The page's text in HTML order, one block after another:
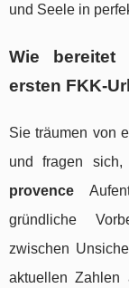
und Seele in
Wie
ersten FKK-
Sie träumen von
und fragen
provence
gründliche
zwischen
aktuellen Zahlen